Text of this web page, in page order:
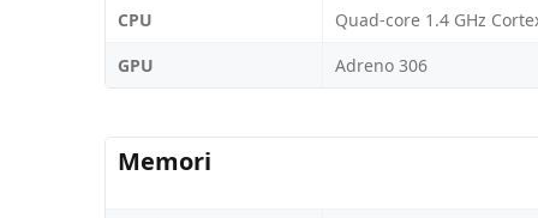
CPU
Quad-core 1.4 GHz
GPU
Adreno 306
Memori